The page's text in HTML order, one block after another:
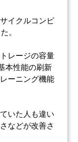
イクルコンピ
。
レージの容量
本性能の刷新
ーニング機能
いた人も違い
などが改善さ